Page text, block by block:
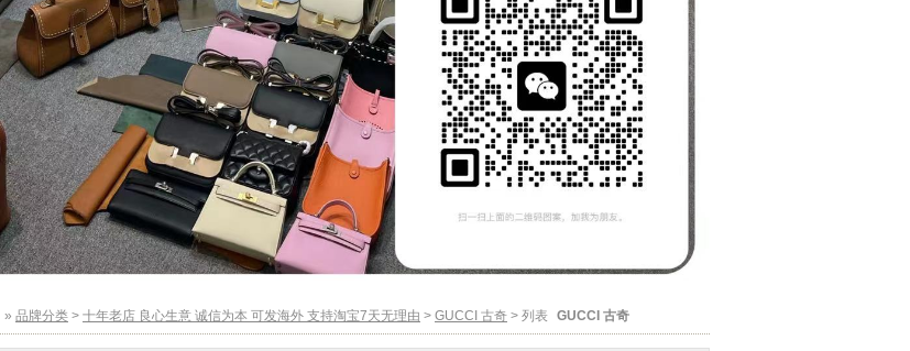
» 品牌分类 > 十年老店 良心生意 诚信为本 可发海外 支持淘宝7天无理由 > GUCCI 古奇 > 列表 GUCCI 古奇